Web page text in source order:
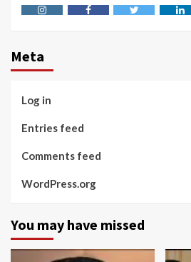
Meta
Log in
Entries feed
Comments feed
WordPress.org
You may have missed